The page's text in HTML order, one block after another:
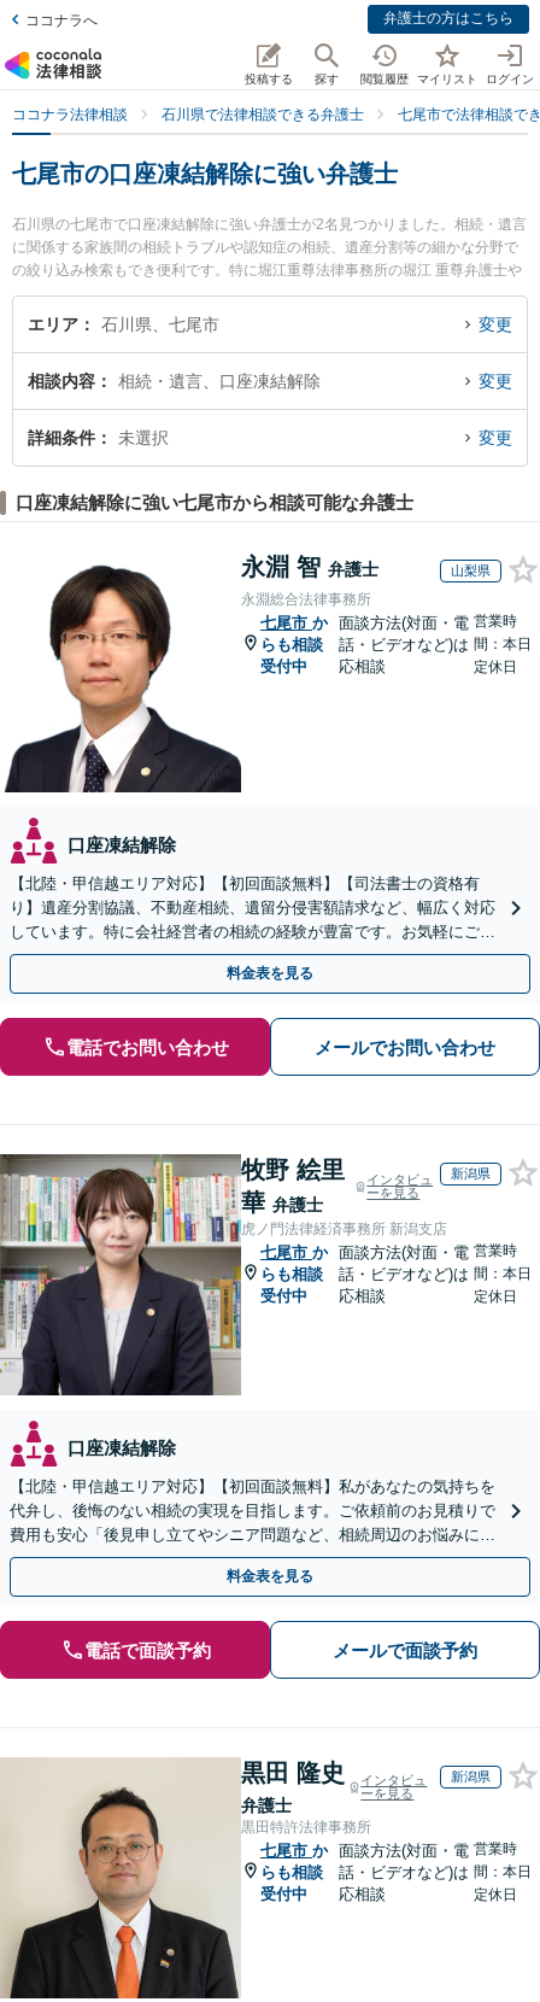
ココナラへ 弁護士の方はこちら
投稿する 探す 閲覧履歴 マイリスト ログイン
ココナラ法律相談 石川県で法律相談できる弁護士 七尾市で法律相談で
七尾市の口座凍結解除に強い弁護士
石川県の七尾市で口座凍結解除に強い弁護士が2名見つかりました。相続・遺言
に関係する家族間の相続トラブルや認知症の相続、遺産分割等の細かな分野で
の絞り込み検索もでき便利です。特に堀江重尊法律事務所の堀江 重尊弁護士や
弁護士法人出口法律事務所 七尾事務所の宮崎 昇一郎弁護士のプロフィール情報
や弁護士費用、強みなどが注目されています。『七尾市で土日や夜間に発生し
凍結解除を法律相談できる七尾市内の弁護士に相談予約したい』などでお困り
の相談者さんにおすすめです。
エリア 石川県、七尾市 変更
相談内容 相続・遺言、口座凍結解除 変更
詳細条件 未選択 変更
口座凍結解除に強い七尾市から相談可能な弁護士
永淵 智 弁護士 山梨県
永淵総合法律事務所
七尾市 か
らも相談
受付中
面談方法(対面・電
話・ビデオなど)は
応相談
営業時
間：本日
定休日
口座凍結解除
【北陸・甲信越エリア対応】【初回面談無料】【司法書士の資格有
り】遺産分割協議、不動産相続、遺留分侵害額請求など、幅広く対応
しています。特に会社経営者の相続の経験が豊富です。お気軽にご相
談ください。【休日・夜間面談可】【オンライン面談可】
料金表を見る
電話でお問い合わせ メールでお問い合わせ
牧野 絵里
華 弁護士
インタビュ
ーを見る
新潟県
虎ノ門法律経済事務所 新潟支店
七尾市 か
らも相談
受付中
面談方法(対面・電
話・ビデオなど)は
応相談
営業時
間：本日
定休日
口座凍結解除
【北陸・甲信越エリア対応】【初回面談無料】私があなたの気持ちを
代弁し、後悔のない相続の実現を目指します。ご依頼前のお見積りで
費用も安心「後見申し立てやシニア問題など、相続周辺のお悩みにも
対処可能」【WEB面談対応】
料金表を見る
電話で面談予約 メールで面談予約
黒田 隆史
弁護士
インタビュ
ーを見る
新潟県
黒田特許法律事務所
七尾市 か
らも相談
受付中
面談方法(対面・電
話・ビデオなど)は
応相談
営業時
間：本日
定休日